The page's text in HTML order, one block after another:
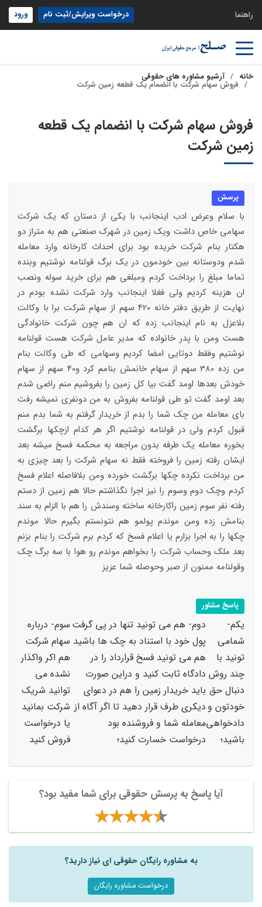
راهنما درخواست ویرایش/ثبت نام ورود
خانه آرشیو مشاوره های حقوقی
فروش سهام شرکت با انضمام یک قطعه زمین شرکت
فروش سهام شرکت با انضمام یک قطعه
زمین شرکت
پرسش
با سلام وعرض ادب اینجانب با یکی از دستان که یک شرکت
سهامی خاص داشت ویک زمین در شهرک صنعتی هم به متراز دو
هکتار بنام شرکت خریده بود برای احداث کارخانه وارد معامله
شدم ودوستانه بین خودمون در یک برگ قولنامه نوشتیم وبنده
تماما مبلغ را برداخت کردم ومبلغی هم برای خرید سوله ونصب
ان هزینه کردیم ولی فغلا اینجانب وارد شرکت نشده بودم در
نهایت از طریق دفتر خانه 420 سهم از سهام شرکت برا با وکالت
بلاعزل به نام اینجانب زده که ان هم چون شرکت خانوادگی
هست ومن با پدر خانواده که مدیر عامل شرکت هست قولنامه
نوشتیم وفقط دوتایی امضا کردیم وسهامی که طی وکالت بنام
من زده 380 سهم از سهام خانمش بنامم کرد و40 سهم از سهام
خودش بعدها اومد گفت بیا کل زمین را بفروشیم منم راضی شدم
بعد اومد گفت تو طی قولنامه بفروش به من دونفری نمیشه رفت
بای معامله من چک شما را بدم از خریدار گرفتم به شما بدم منم
قبول کردم ولی در قولنامه نوشتیم اگر هر کدام ازچکها برگشت
بخوره معامله یک طرفه بدون مراجعه به محکمه فسخ میشه بعد
ایشان رفته زمین را فروخته فقط نه سهام شرکت را بعد چیزی به
من برداخت نکرده چکها برگشت خورده ومن بلافاصله اعلام فسخ
کردم وچک دوم وسوم را نیز اجرا نگذاشتم حالا هم زمین از دستم
رفته نفر سوم زمین راکارخانه ساخته وسندش را هم با الزام به سند
بنامش زده ومن موندم پولمو هم نتونستم بگیرم حالا موندم
چکها را به اجرا بزارم یا اعلام فسخ که کردم برم شرکت را بنام بزنم
بعد ملک وحساب شرکت را بخواهم موندم رو هوا با سه برگ چک
وقولنامه ممنون از صبر وحوصله شما عزیز
پاسخ مشاور
یکم-
شمامی
تونید با
چند روش
دنبال حق
خودتون و
دادخواهی
باشید؛
دوم- هم می تونید تنها در پی گرفت
پول خود با استناد به چک ها باشید
هم می تونید فسخ قرارداد را در
دادگاه ثابت کنید و دراین صورت
باید خریدار زمین را هم در دعوای
دیکری طرف قرار دهید تا اگر آگاه از
معامله شما و فروشنده بود
درخواست خسارت کنید؛
سوم- درباره
سهام شرکت
هم اکر واکذار
نشده می
توانید شریک
شرکت بمانید
یا درخواست
فروش کنید
آیا پاسخ به پرسش حقوقی برای شما مفید بود؟
به مشاوره رایگان حقوقی ای نیاز دارید؟
درخواست مشاوره رایگان